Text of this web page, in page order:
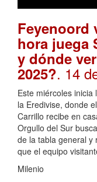
Feyenoord
hora juega
y dónde
2025?. 14
Este miércoles
la Eredivise, donde
Carrillo recibe en
Orgullo del Sur
de la tabla general y
que el equipo
Milenio